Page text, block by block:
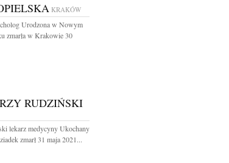
KRAKÓW
Urodzona w Nowym
zmarła w Krakowie 30
RUDZIŃSKI
lekarz medycyny Ukochany
zmarł 31 maja 2021...